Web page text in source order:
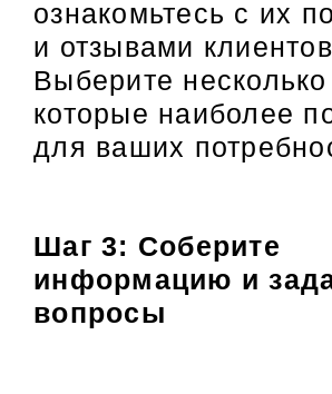
ознакомьтесь с их
и отзывами
Выберите несколько
которые наиболее
для ваших
Шаг 3: Соберите
информацию и
вопросы